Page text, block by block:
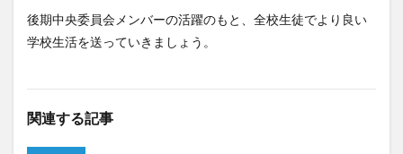
後期中央委員会メンバーの活躍のもと、全校生徒でより良い
学校生活を送っていきましょう。
関連する記事